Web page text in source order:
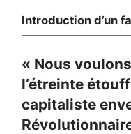
Introduction d’un
« Nous
l’étreinte
capitaliste